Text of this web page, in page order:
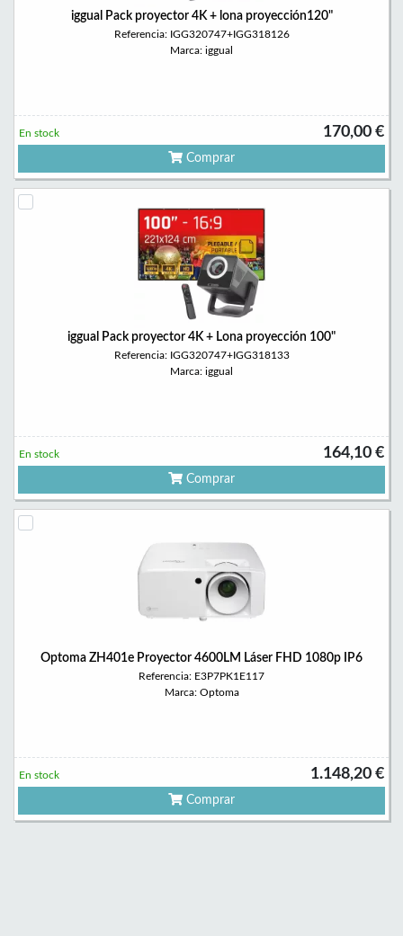
iggual Pack proyector 4K + lona proyección120"
Referencia: IGG320747+IGG318126
Marca: iggual
170,00 €
En stock
Comprar
iggual Pack proyector 4K + Lona proyección 100"
Referencia: IGG320747+IGG318133
Marca: iggual
164,10 €
En stock
Comprar
Optoma ZH401e Proyector 4600LM Láser FHD 1080p IP6
Referencia: E3P7PK1E117
Marca: Optoma
1.148,20 €
En stock
Comprar